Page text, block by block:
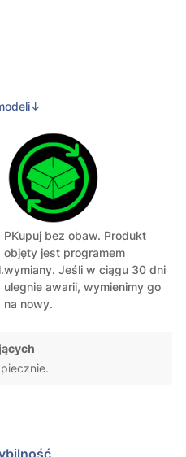
PKupuj bez obaw. Produkt
objęty jest programem
wymiany. Jeśli w ciągu 30 dni
ulegnie awarii, wymienimy go
na nowy.